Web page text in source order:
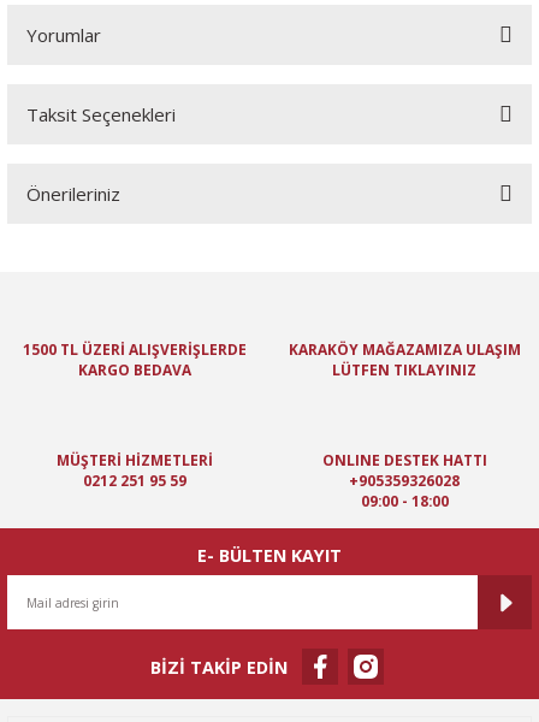
Yorumlar
Taksit Seçenekleri
Önerileriniz
Ürün resmi kalitesiz, bozuk veya görüntülenemiyor.
Ürün bilgilerinde hatalar bulunuyor.
Ürün fiyatı diğer sitelerden daha pahalı.
Gönder
1500 TL ÜZERİ ALIŞVERİŞLERDE
KARGO BEDAVA
KARAKÖY MAĞAZAMIZA ULAŞIM
LÜTFEN TIKLAYINIZ
MÜŞTERİ HİZMETLERİ
0212 251 95 59
ONLINE DESTEK HATTI
+905359326028
09:00 - 18:00
E- BÜLTEN KAYIT
BİZİ TAKİP EDİN